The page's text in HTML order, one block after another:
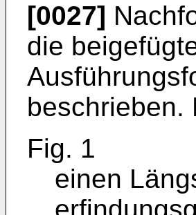
[0027]
die
beschrieben.
Fig. 1
einen